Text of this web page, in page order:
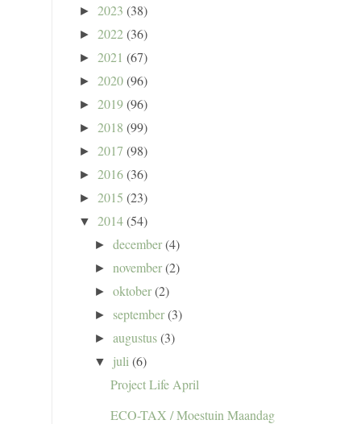
► 2023 (38)
► 2022(36)
► 2021 (67)
► 2020(96)
► 2019(96)
► 2018 (99)
► 2017 (98)
► 2016(36)
► 2015 (23)
▼ 2014(54)
►december(4)
►november(2)
►oktober(2)
► september(3)
►augustus(3)
▼ juli (6)
Project Life April
ECO-TAX / Moestuin Maandag